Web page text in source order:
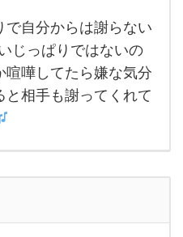
自分からは謝らない
じっぱりではないの
喧嘩してたら嫌な気分
相手も謝ってくれて